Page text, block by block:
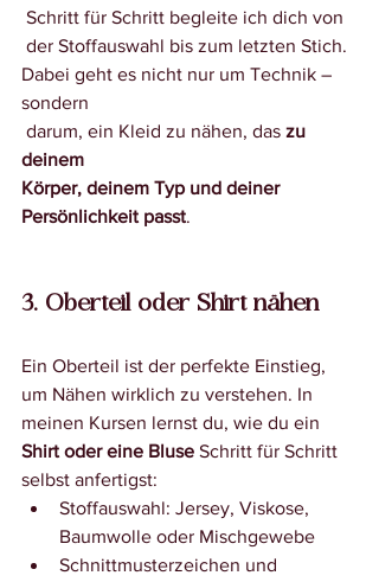
Schritt für Schritt begleite ich dich von
der Stoffauswahl bis zum letzten Stich.
Dabei geht es nicht nur um Technik –
sondern
darum, ein Kleid zu nähen, das zu
deinem
Körper, deinem Typ und deiner
Persönlichkeit passt.
3. Oberteil oder Shirt nähen
Ein Oberteil ist der perfekte Einstieg,
um Nähen wirklich zu verstehen. In
meinen Kursen lernst du, wie du ein
Shirt oder eine Bluse Schritt für Schritt
selbst anfertigst:
Stoffauswahl: Jersey, Viskose,
Baumwolle oder Mischgewebe
Schnittmusterzeichen und